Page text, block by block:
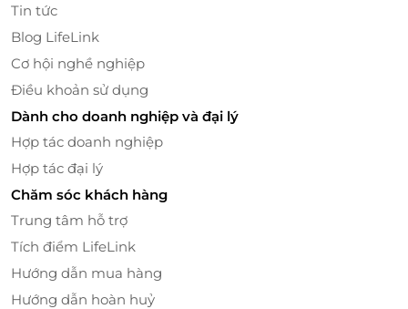
Không Gian Phong Cách Hàn Quốc, Thân
Thiện và Sáng Tạo
Tin tức
Blog LifeLink
Cơ hội nghề nghiệp
Điều khoản sử dụng
Dành cho doanh nghiệp và đại lý
Hợp tác doanh nghiệp
Hợp tác đại lý
Chăm sóc khách hàng
Trung tâm hỗ trợ
Tích điểm LifeLink
Hướng dẫn mua hàng
Hướng dẫn hoàn huỷ